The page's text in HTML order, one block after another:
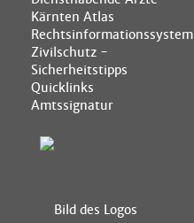
Kärnten Atlas
Rechtsinformationssystem
Zivilschutz -
Sicherheitstipps
Quicklinks
Amtssignatur